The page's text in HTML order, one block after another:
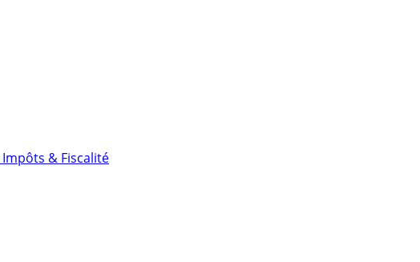
Impôts & Fiscalité